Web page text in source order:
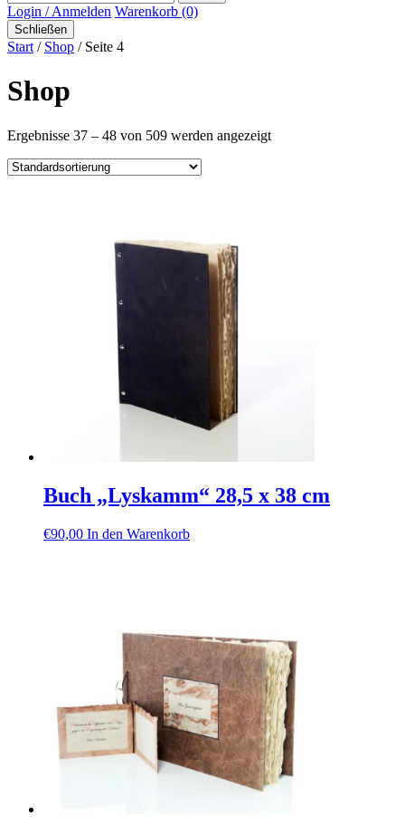
Login / Anmelden Warenkorb (0)
Schließen
Start / Shop / Seite 4
Shop
Ergebnisse 37 – 48 von 509 werden angezeigt
Buch „Lyskamm“ 28,5 x 38 cm
€90,00 In den Warenkorb